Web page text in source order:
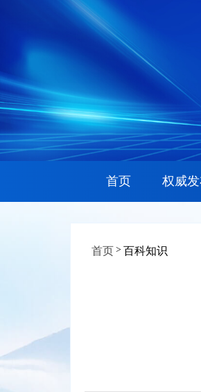
首页 权威
首页 > 百科知识